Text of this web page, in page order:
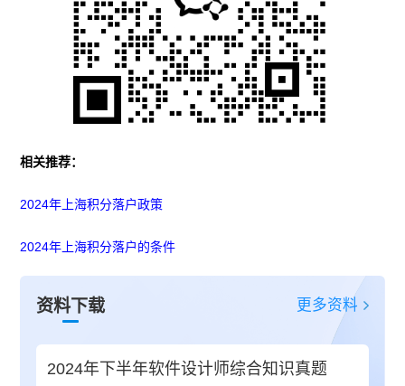
相关推荐：
2024年上海积分落户政策
2024年上海积分落户的条件
资料下载 更多资料
2024年下半年软件设计师综合知识真题